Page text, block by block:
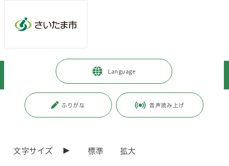
Language
ふりがな 音声読み上げ
文字サイズ 標準 拡大
市政情報 政策・財政 > 補助金・市債・寄附
>
更新日付：2025年12月18日 / ページ番号：C043153